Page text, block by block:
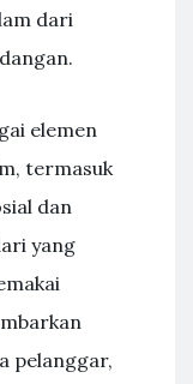
dari
elemen
termasuk
dan
yang
pelanggar,